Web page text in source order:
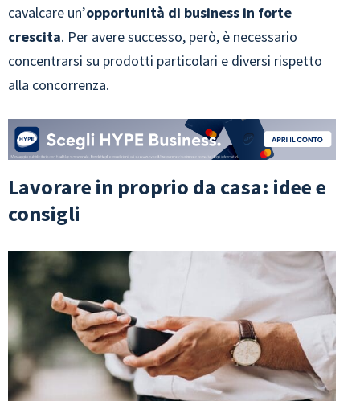
cavalcare un’opportunità di business in forte
crescita. Per avere successo, però, è necessario
concentrarsi su prodotti particolari e diversi rispetto
alla concorrenza.
Lavorare in proprio da casa: idee e
consigli